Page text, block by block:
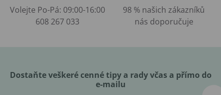
Volejte Po-Pá: 09:00-16:00
608 267 033
98 % našich zákazníků
nás doporučuje
Dostaňte veškeré cenné tipy a rady včas a přímo do
e-mailu